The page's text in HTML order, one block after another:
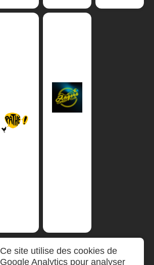
Ce site utilise des cookies de
Google Analytics pour analyser